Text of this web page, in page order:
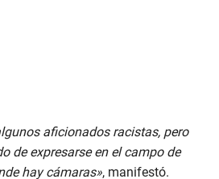
aficionados racistas, pero
de expresarse en el campo de
hay cámaras», manifestó.